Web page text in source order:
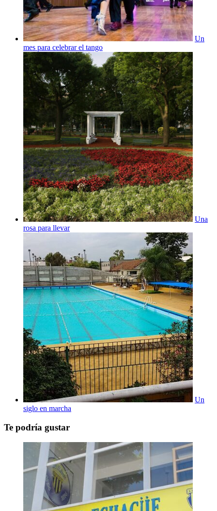
Un
mes para celebrar el tango
Una
rosa para llevar
Un
siglo en marcha
Te podría gustar